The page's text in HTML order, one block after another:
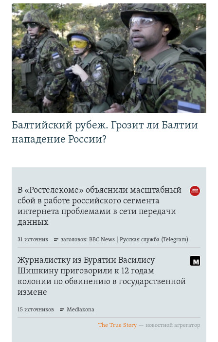
Балтийский рубеж. Грозит ли Балтии
нападение России?